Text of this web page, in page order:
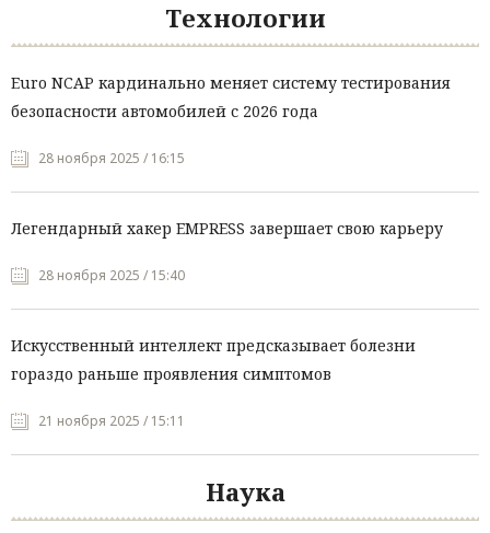
Технологии
Euro NCAP кардинально меняет систему тестирования
безопасности автомобилей с 2026 года
28 ноября 2025 / 16:15
Легендарный хакер EMPRESS завершает свою карьеру
28 ноября 2025 / 15:40
Искусственный интеллект предсказывает болезни
гораздо раньше проявления симптомов
21 ноября 2025 / 15:11
Наука